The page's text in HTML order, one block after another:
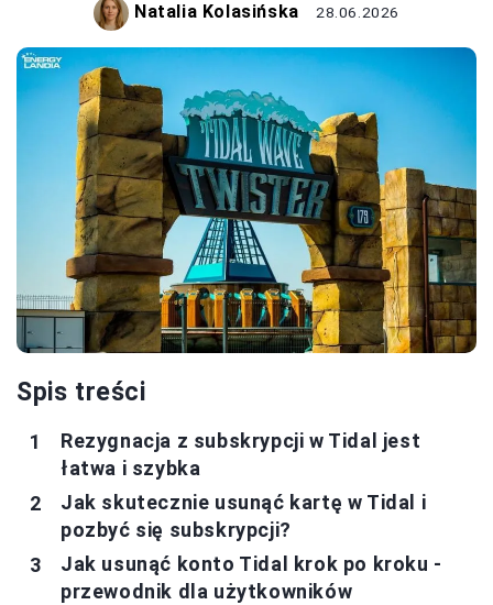
Natalia Kolasińska 28.06.2026
Spis treści
Rezygnacja z subskrypcji w Tidal jest
łatwa i szybka
Jak skutecznie usunąć kartę w Tidal i
pozbyć się subskrypcji?
Jak usunąć konto Tidal krok po kroku -
przewodnik dla użytkowników